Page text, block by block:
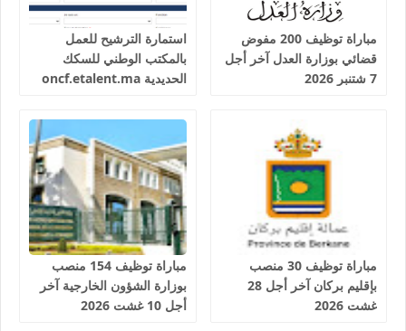
مباراة توظيف 200 مفوض
قضائي بوزارة العدل آخر أجل
7 شتنبر 2026
استمارة الترشيح للعمل
بالمكتب الوطني للسكك
الحديدية oncf.etalent.ma
مباراة توظيف 30 منصب
بإقليم بركان آخر أجل 28
غشت 2026
مباراة توظيف 154 منصب
بوزارة الشؤون الخارجية آخر
أجل 10 غشت 2026